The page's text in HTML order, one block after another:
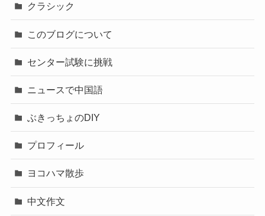
クラシック
このブログについて
センター試験に挑戦
ニュースで中国語
ぶきっちょのDIY
プロフィール
ヨコハマ散歩
中文作文